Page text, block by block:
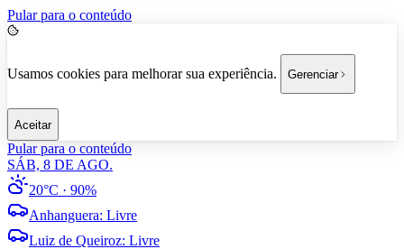
Pular para o conteúdo
Usamos cookies para melhorar sua experiência. Gerenciar
Aceitar
Pular para o conteúdo
SÁB, 8 DE AGO.
20°C · 90%
Anhanguera: Livre
Luiz de Queiroz: Livre